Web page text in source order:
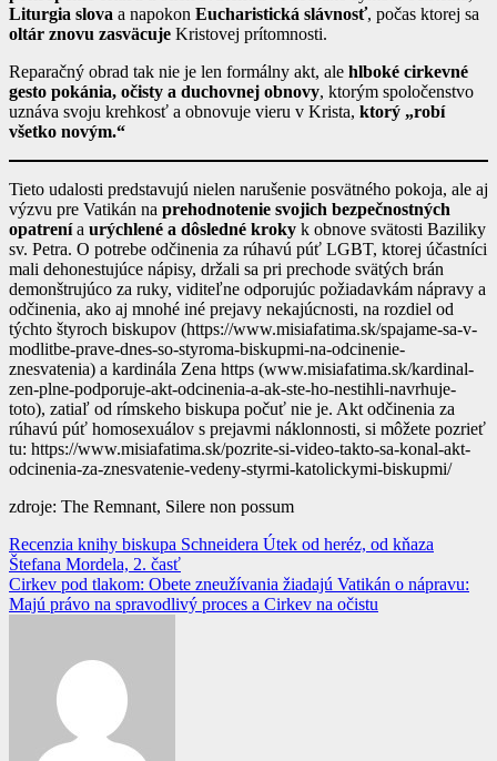
Liturgia slova a napokon Eucharistická slávnosť, počas ktorej sa
oltár znovu zasväcuje Kristovej prítomnosti.
Reparačný obrad tak nie je len formálny akt, ale hlboké cirkevné
gesto pokánia, očisty a duchovnej obnovy, ktorým spoločenstvo
uznáva svoju krehkosť a obnovuje vieru v Krista, ktorý „robí
všetko novým.“
Tieto udalosti predstavujú nielen narušenie posvätného pokoja, ale aj
výzvu pre Vatikán na prehodnotenie svojich bezpečnostných
opatrenía urýchlené a dôsledné kroky k obnove svätosti Baziliky
sv. Petra. O potrebe odčinenia za rúhavú púť LGBT, ktorej účastníci
mali dehonestujúce nápisy, držali sa pri prechode svätých brán
demonštrujúco za ruky, viditeľne odporujúc požiadavkám nápravy a
odčinenia, ako aj mnohé iné prejavy nekajúcnosti, na rozdiel od
týchto štyroch biskupov (https://www.misiafatima.sk/spajame-sa-v-
modlitbe-prave-dnes-so-styroma-biskupmi-na-odcinenie-
znesvatenia) a kardinála Zena https (www.misiafatima.sk/kardinal-
zen-plne-podporuje-akt-odcinenia-a-ak-ste-ho-nestihli-navrhuje-
toto), zatiaľ od rímskeho biskupa počuť nie je. Akt odčinenia za
rúhavú púť homosexuálov s prejavmi náklonnosti, si môžete pozrieť
tu: https://www.misiafatima.sk/pozrite-si-video-takto-sa-konal-akt-
odcinenia-za-znesvatenie-vedeny-styrmi-katolickymi-biskupmi/
zdroje: The Remnant, Silere non possum
Navigácia
v
článku
Recenzia knihy biskupa Schneidera Útek od heréz, od kňaza
Štefana Mordela, 2. časť
Cirkev pod tlakom: Obete zneužívania žiadajú Vatikán o nápravu:
Majú právo na spravodlivý proces a Cirkev na očistu